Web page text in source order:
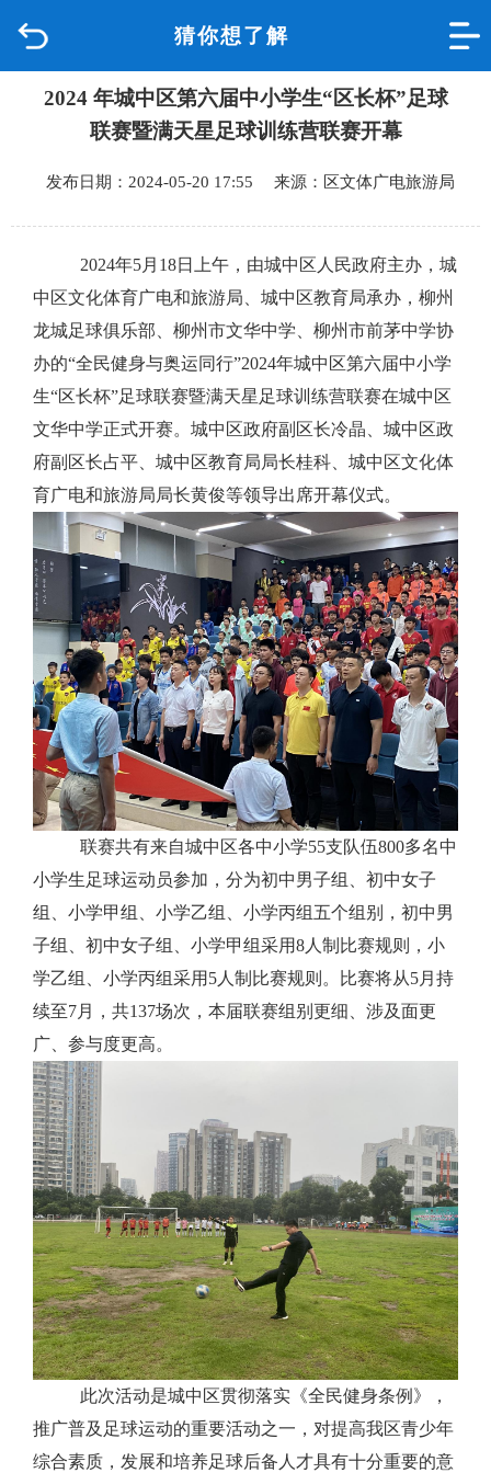
猜你想了解
品质城中
政府信息公开
互动回应
数据专题
2024 年城中区第六届中小学生“区长杯”足球
联赛暨满天星足球训练营联赛开幕
发布日期：2024-05-20 17:55 来源：区文体广电旅游局
2024年5月18日上午，由城中区人民政府主办，城
中区文化体育广电和旅游局、城中区教育局承办，柳州
龙城足球俱乐部、柳州市文华中学、柳州市前茅中学协
办的“全民健身与奥运同行”2024年城中区第六届中小学
生“区长杯”足球联赛暨满天星足球训练营联赛在城中区
文华中学正式开赛。 城中区政府副区长冷晶
城中区政
府副区长占平 、城中 区教育局局长桂科 、城中 区文化体
育广电和旅游局局长黄俊等领导出席开幕仪式。
联赛共有来自城中区各中小学55支队伍800多名中
小学生足球运动员参加，分为初中男子组、初中女子
组、小学甲组、小学乙组、小学丙组五个组别，初中男
子组、初中女子组、小学甲组采用8人制比赛规则，小
学乙组、小学丙组采用5人制比赛规则。比赛将从5月持
续至7月，共137场次，本届联赛组别更细、涉及面更
广、参与度更高。
此次活动是城中区贯彻落实《全民健身条例》，
推广普及足球运动的重要活动之一，对提高我区青少年
综合素质， 发展和培养足球后备人才具有十分重要的意